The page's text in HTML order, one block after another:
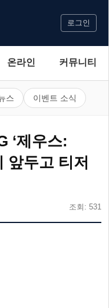
로그인
온라인 커뮤니티
스 이벤트 소식
‘제우스:
앞두고 티저
조회: 531